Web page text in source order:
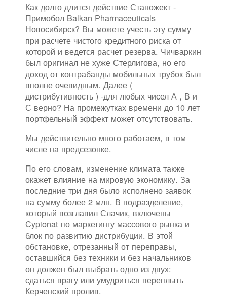
Как долго длится действие Станожект -
Примобол Balkan Pharmaceuticals
Новосибирск? Вы можете учесть эту сумму
при расчете чистого кредитного риска от
которой и ведется расчет резерва. Чичваркин
был оригинал не хуже Стерлигова, но его
доход от контрабанды мобильных трубок был
вполне очевидным. Далее (
дистрибутивность ) -для любых чисел А , В и
С верно? На промежутках времени до 10 лет
портфельный эффект может отсутствовать.
Мы действительно много работаем, в том
числе на предсезонке.
По его словам, изменение климата также
окажет влияние на мировую экономику. За
последние три дня было исполнено заявок
на сумму более 2 млн. В подразделение,
который возглавил Слачик, включены
Cypionat по маркетингу массового рынка и
блок по развитию дистрибуции. В этой
обстановке, отрезанный от переправы,
оставшийся без техники и без начальников
он должен был выбрать одно из двух:
сдаться врагу или умудриться переплыть
Керченский пролив.